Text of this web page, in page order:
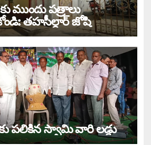
ముందు పత్రాలు
తహసీల్దార్ జోషి
పలికిన స్వామి వారి లడ్డు